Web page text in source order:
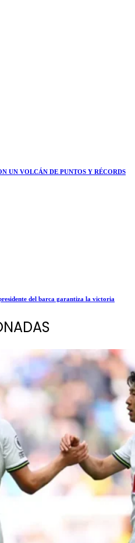
UN VOLCÁN DE PUNTOS Y RÉCORDS
del barca garantiza la victoria